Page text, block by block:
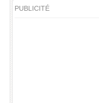
PUBLICITÉ